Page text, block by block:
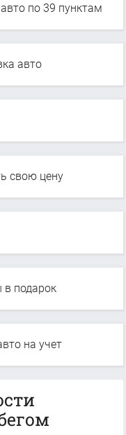
по 39 пунктам
авто
свою цену
в подарок
на учет